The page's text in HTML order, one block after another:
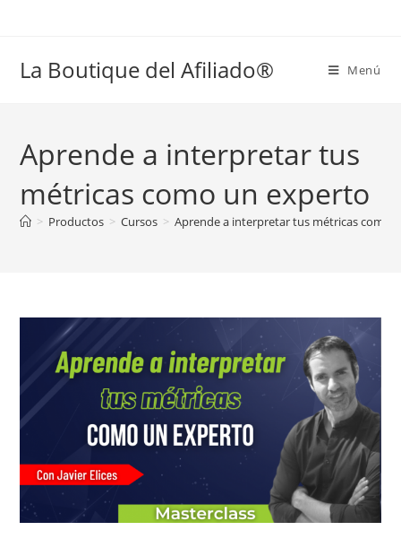
La Boutique del Afiliado® Menú
Aprende a interpretar tus
métricas como un experto
> Productos > Cursos > Aprende a interpretar tus métricas como